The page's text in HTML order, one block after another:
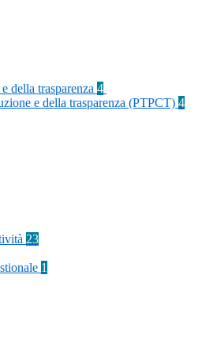
della trasparenza 4
e della trasparenza (PTPCT) 4
23
1